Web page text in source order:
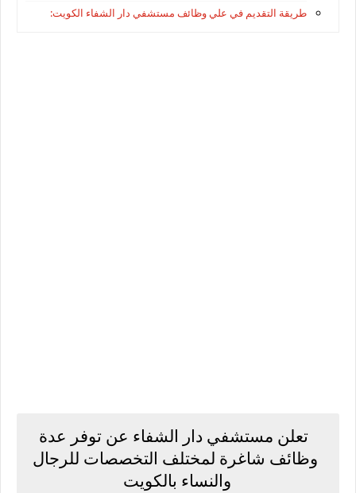
طريقة التقديم في علي وظائف مستشفي دار الشفاء الكويت:
تعلن مستشفي دار الشفاء عن توفر عدة
وظائف شاغرة لمختلف التخصصات للرجال
والنساء بالكويت